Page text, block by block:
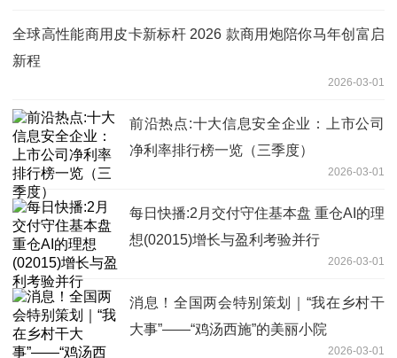
全球高性能商用皮卡新标杆 2026 款商用炮陪你马年创富启
新程
2026-03-01
前沿热点:十大信息安全企业：上市公司
净利率排行榜一览（三季度）
2026-03-01
每日快播:2月交付守住基本盘 重仓AI的理
想(02015)增长与盈利考验并行
2026-03-01
消息！全国两会特别策划｜“我在乡村干
大事”——“鸡汤西施”的美丽小院
2026-03-01